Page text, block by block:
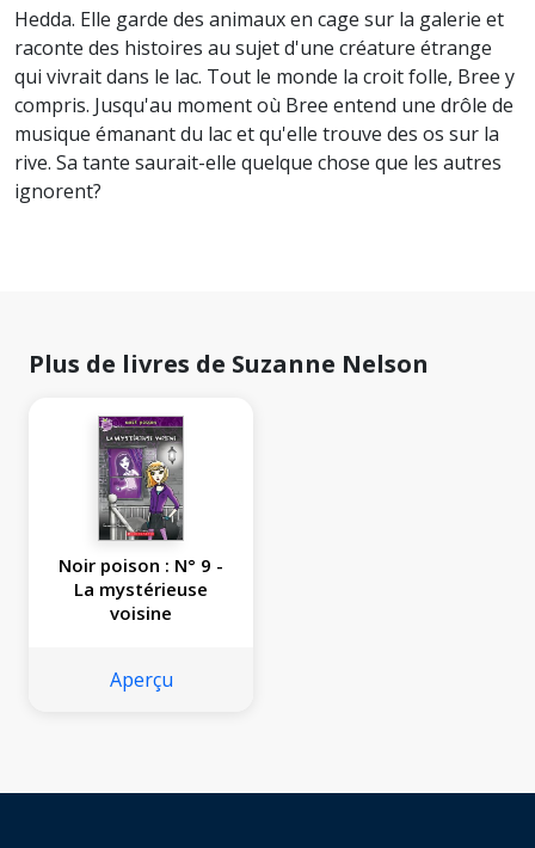
Hedda. Elle garde des animaux en cage sur la galerie et
raconte des histoires au sujet d'une créature étrange
qui vivrait dans le lac. Tout le monde la croit folle, Bree y
compris. Jusqu'au moment où Bree entend une drôle de
musique émanant du lac et qu'elle trouve des os sur la
rive. Sa tante saurait-elle quelque chose que les autres
ignorent?
Plus de livres de Suzanne Nelson
Noir poison : N° 9 -
La mystérieuse
voisine
Aperçu